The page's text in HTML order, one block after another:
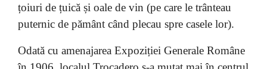
țoiuri de țuică și oale de vin (pe care le trânteau
puternic de pământ când plecau spre casele lor).
Odată cu amenajarea Expoziției Generale Române